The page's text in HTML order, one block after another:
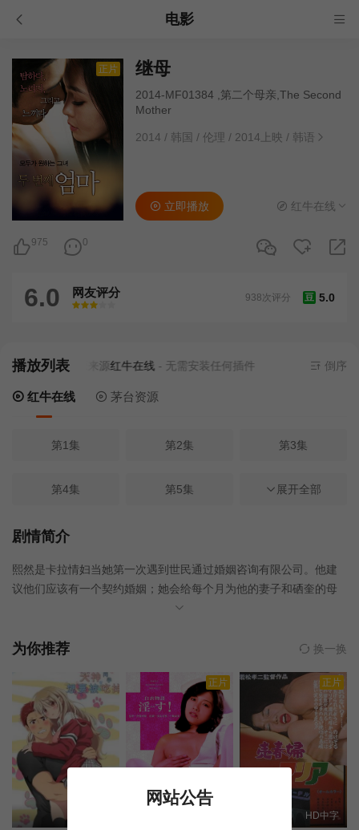
电影
正片 继母
2014-MF01384 ,第二个母亲,The Second
Mother
2014 / 韩国 / 伦理 / 2014上映 / 韩语
975 0
立即播放 红牛在线
6.0 网友评分
很差
较差还行推荐力荐
豆 5.0
938次评分
播放列表
当前资源来源红牛在线- 无需安装任何插件 倒序
红牛在线 茅台资源
第1集 第2集 第3集
第4集 第5集 第6集
第7集
第10集 第11集 第12集
第19集完结
展开全部
剧情简介
熙然是卡拉情妇当她第一次遇到世民通过婚姻咨询有限公司。他建
议他们应该有一个契约婚姻；她会给每个月为他的妻子和硒奎的母
亲。熙然认为这是一个很好的协议但不像她的法，结婚是无聊的。
的。有一天，熙然遇到世民的朋友泰英和爱上他。最后，熙然和世
为你推荐 换一换
正片 正片
HD中字
网站公告